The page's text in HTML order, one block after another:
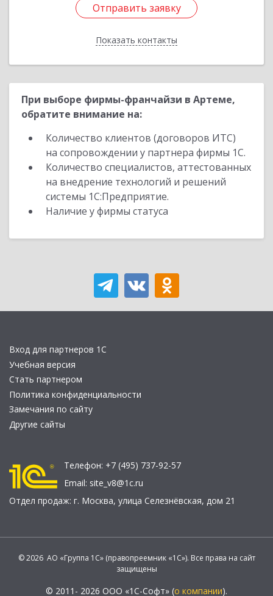
Отправить заявку
Показать контакты
Отправить заявку
Назад
При выборе фирмы-франчайзи в Артеме,
обратите внимание на:
Количество клиентов (договоров ИТС)
на сопровождении у партнера фирмы 1С.
Количество специалистов, аттестованных
на внедрение технологий и решений
системы 1С:Предприятие.
Наличие у фирмы статуса
Вход для партнеров 1С
Учебная версия
Стать партнером
Политика конфиденциальности
Замечания по сайту
Другие сайты
Телефон: +7 (495) 737-92-57
Email: site_v8@1c.ru
Отдел продаж: г. Москва, улица Селезнёвская, дом 21
© 2026 АО «Группа 1С» (правопреемник «1С»). Все права на сайт
защищены
© 2011- 2026 ООО «1С-Софт» (о компании).